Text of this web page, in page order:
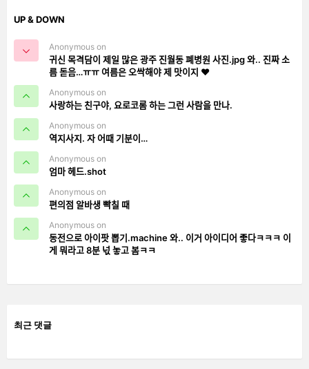
UP & DOWN
Anonymous on
귀신 목격담이 제일 많은 광주 진월동 폐병원 사진.jpg 와.. 진짜 소
름 돋음…ㅠㅠ 여름은 오싹해야 제 맛이지 ❤️
Anonymous on
사랑하는 친구야, 요로코롬 하는 그런 사람을 만나.
Anonymous on
역지사지. 자 어때 기분이…
Anonymous on
엄마 헤드.shot
Anonymous on
편의점 알바생 빡칠 때
Anonymous on
동전으로 아이팟 뽑기.machine 와.. 이거 아이디어 좋다ㅋㅋㅋ 이
게 뭐라고 8분 넋 놓고 봄ㅋㅋ
최근 댓글